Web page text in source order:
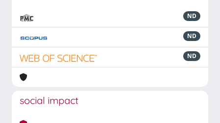
ND
ND
ND
social impact